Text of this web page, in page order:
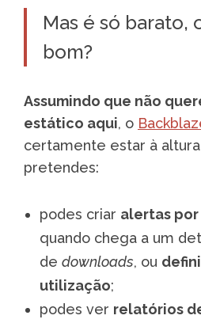
Mas é só barato,
bom?
Assumindo que não
estático aqui, o
certamente estar à
pretendes:
podes criar alertas
quando chega a um
de downloads, ou
utilização;
podes ver relatórios